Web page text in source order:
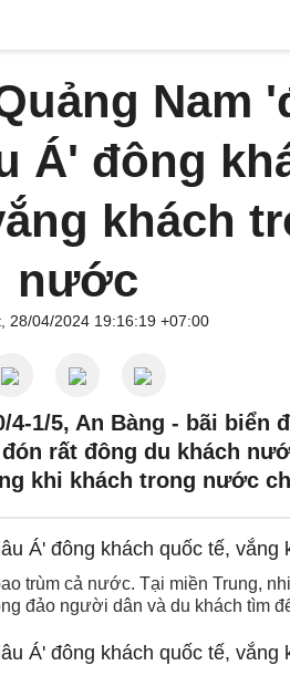
Nam
Á' đông
khách
nước
28/04/2024 19:16:19 +07:00
4-1/5, An Bàng - bãi biển
rất đông du khách
khi khách trong nước
trùm cả nước. Tại miền Trung,
đảo người dân và du khách tìm